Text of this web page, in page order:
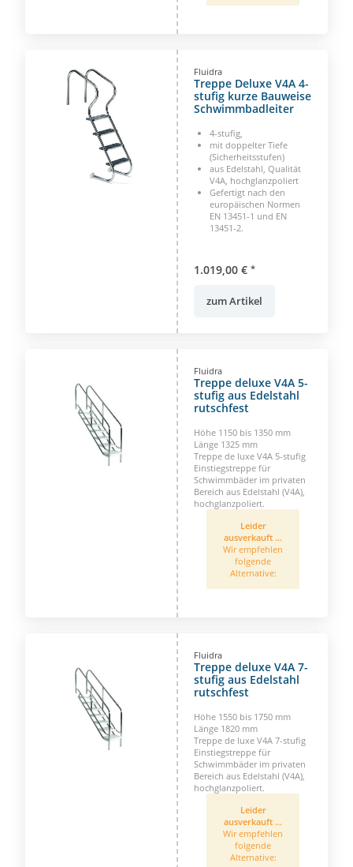
Fluidra
Treppe Deluxe V4A 4-
stufig kurze Bauweise
Schwimmbadleiter
4-stufig,
mit doppelter Tiefe
(Sicherheitsstufen)
aus Edelstahl, Qualität
V4A, hochglanzpoliert
Gefertigt nach den
europäischen Normen
EN 13451-1 und EN
13451-2.
1.019,00 € *
zum Artikel
Fluidra
Treppe deluxe V4A 5-
stufig aus Edelstahl
rutschfest
Höhe 1150 bis 1350 mm
Länge 1325 mm
Treppe de luxe V4A 5-stufig
Einstiegstreppe für
Schwimmbäder im privaten
Bereich aus Edelstahl (V4A),
hochglanzpoliert.
Leider
ausverkauft ...
Wir empfehlen
folgende
Alternative:
Fluidra
Treppe deluxe V4A 7-
stufig aus Edelstahl
rutschfest
Höhe 1550 bis 1750 mm
Länge 1820 mm
Treppe de luxe V4A 7-stufig
Einstiegstreppe für
Schwimmbäder im privaten
Bereich aus Edelstahl (V4A),
hochglanzpoliert.
Leider
ausverkauft ...
Wir empfehlen
folgende
Alternative: